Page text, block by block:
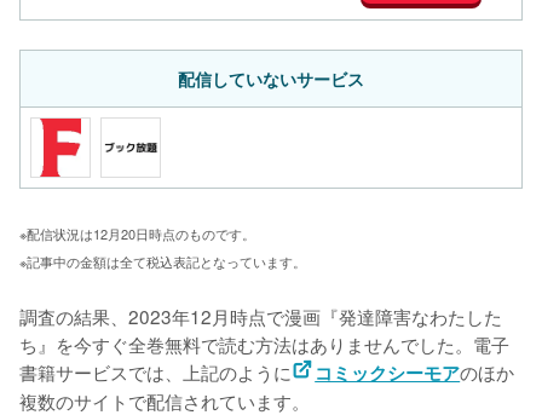
配信していないサービス
※配信状況は12月20日時点のものです。
※記事中の金額は全て税込表記となっています。
調査の結果、2023年12月時点で漫画『発達障害なわたした
ち』を今すぐ全巻無料で読む方法はありませんでした。電子
書籍サービスでは、上記のように
コミックシーモアのほか
複数のサイトで配信されています。